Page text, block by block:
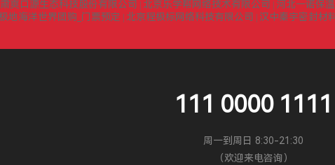
爽口源生态科技股份有限公司 北京乐学帮网络技术有限公司
河北一诺保
地海洋世界团购_门票预定 北京程极标网络科技有限公司
汉中秦宇密封材
111 0000 1111
周一到周日 8:30-21:30
（欢迎来电咨询）